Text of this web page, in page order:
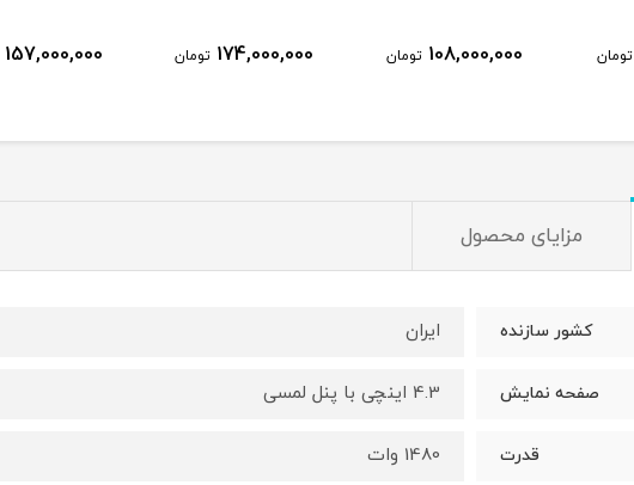
تومان 108,000,000 تومان 174,000,000 تومان 157,000,000
مزایای محصول
کشور سازنده ایران
صفحه نمایش 4.3 اینچی با پنل لمسی
قدرت 1480 وات